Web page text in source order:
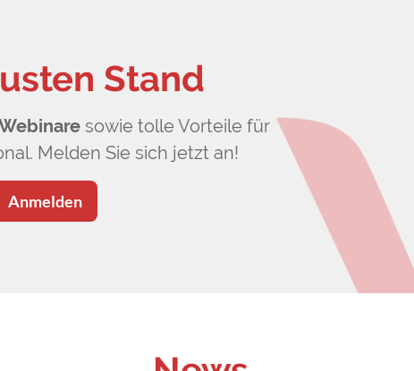
Stand
sowie tolle Vorteile für
Melden Sie sich jetzt an!
Anmelden